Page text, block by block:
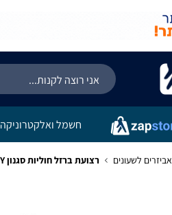
חשמל ואלקטרוניקה
אביזרים לשעונים רצועת ברזל חוליות סגנון Y לשעוני גלקסי ווטש אולטרה צבע Black Orange